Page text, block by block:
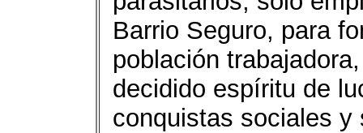
Barrio Seguro, para
población
decidido espíritu de
conquistas sociales